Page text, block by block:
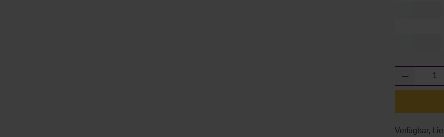
Produkt
Verfügbar,